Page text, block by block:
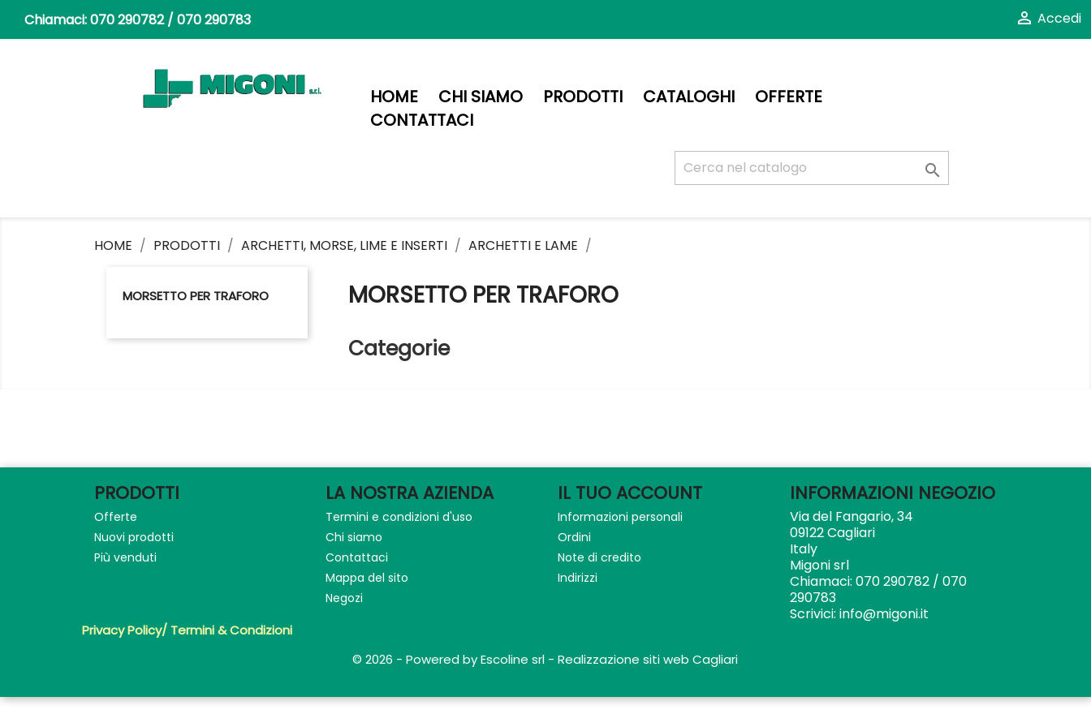
Chiamaci:070 290782 / 070 290783  Accedi
HOME CHI SIAMO PRODOTTI CATALOGHI
OFFERTE
CONTATTACI

HOME PRODOTTI ARCHETTI, MORSE, LIME E INSERTI ARCHETTI E LAME
MORSETTO PER TRAFORO MORSETTO PER TRAFORO
Categorie
PRODOTTI
Offerte
Nuovi prodotti
Più venduti
LA NOSTRA AZIENDA
Termini e condizioni d'uso
Chi siamo
Contattaci
Mappa del sito
Negozi
IL TUO ACCOUNT
Informazioni personali
Ordini
Note di credito
Indirizzi
INFORMAZIONI NEGOZIO
Via del Fangario, 34
09122 Cagliari
Italy
Migoni srl
Chiamaci: 070 290782 / 070
290783
Scrivici: info@migoni.it
Privacy Policy/ Termini & Condizioni
© 2026 - Powered by Escoline srl - Realizzazione siti web Cagliari